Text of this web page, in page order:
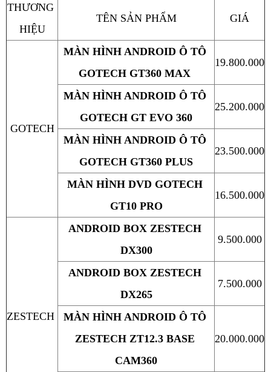
THƯƠNG
HIỆU
TÊN SẢN PHẨM GIÁ
GOTECH
MÀN HÌNH ANDROID Ô TÔ
GOTECH GT360 MAX
19.800.000
MÀN HÌNH ANDROID Ô TÔ
GOTECH GT EVO 360
25.200.000
MÀN HÌNH ANDROID Ô TÔ
GOTECH GT360 PLUS
23.500.000
MÀN HÌNH DVD GOTECH
GT10 PRO
16.500.000
ZESTECH
ANDROID BOX ZESTECH
DX300
9.500.000
ANDROID BOX ZESTECH
DX265
7.500.000
MÀN HÌNH ANDROID Ô TÔ
ZESTECH ZT12.3 BASE
CAM360
20.000.000